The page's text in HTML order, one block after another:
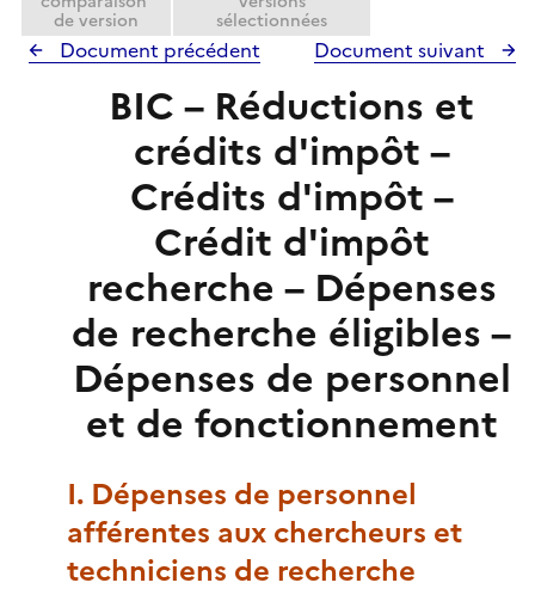
de version sélectionnées
Document précédent Document suivant
BIC – Réductions et
crédits d'impôt –
Crédits d'impôt –
Crédit d'impôt
recherche – Dépenses
de recherche éligibles –
Dépenses de personnel
et de fonctionnement
I. Dépenses de personnel
afférentes aux chercheurs et
techniciens de recherche